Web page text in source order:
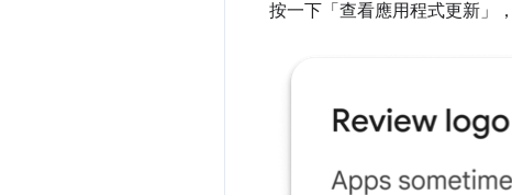
按一下「查看應用程式更新」